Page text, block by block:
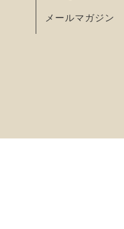
メールマガジン